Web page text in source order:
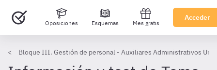
Oposiciones Esquemas Mes gratis
Acceder
Bloque III. Gestión de personal - Auxiliares Administrativos